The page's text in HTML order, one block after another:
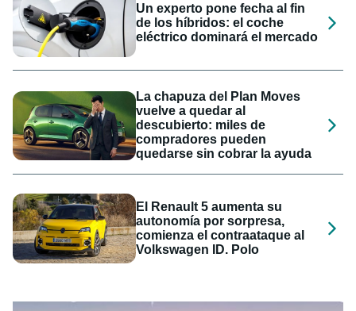
Un experto pone fecha al fin
de los híbridos: el coche
eléctrico dominará el mercado
La chapuza del Plan Moves
vuelve a quedar al
descubierto: miles de
compradores pueden
quedarse sin cobrar la ayuda
El Renault 5 aumenta su
autonomía por sorpresa,
comienza el contraataque al
Volkswagen ID. Polo